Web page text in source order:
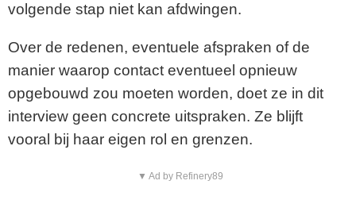
volgende stap niet kan afdwingen.
Over de redenen, eventuele afspraken of de
manier waarop contact eventueel opnieuw
opgebouwd zou moeten worden, doet ze in dit
interview geen concrete uitspraken. Ze blijft
vooral bij haar eigen rol en grenzen.
▼ Ad by Refinery89